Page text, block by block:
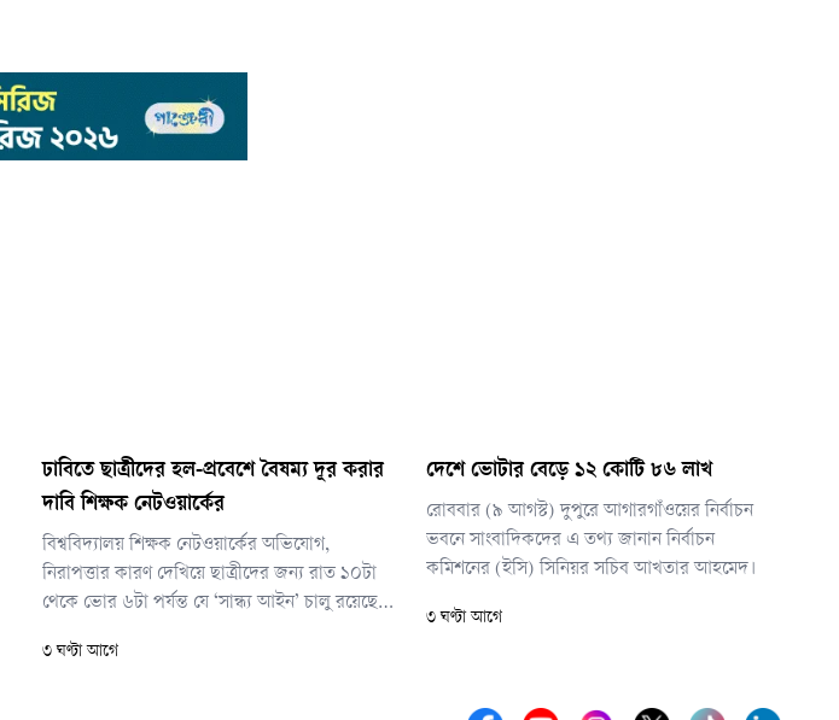
ঢাবিতে ছাত্রীদের হল-প্রবেশে বৈষম্য দূর করার
দাবি শিক্ষক নেটওয়ার্কের
বিশ্ববিদ্যালয় শিক্ষক নেটওয়ার্কের অভিযোগ,
নিরাপত্তার কারণ দেখিয়ে ছাত্রীদের জন্য রাত ১০টা
থেকে ভোর ৬টা পর্যন্ত যে ‘সান্ধ্য আইন’ চালু রয়েছে,
দূরপাল্লার যাত্রা শেষে রাতে হলে ফিরলে গেটে অপেক্ষা
৩ ঘণ্টা আগে
দেশে ভোটার বেড়ে ১২ কোটি ৮৬ লাখ
রোববার (৯ আগস্ট) দুপুরে আগারগাঁওয়ের নির্বাচন
ভবনে সাংবাদিকদের এ তথ্য জানান নির্বাচন
কমিশনের (ইসি) সিনিয়র সচিব আখতার আহমেদ।
৩ ঘণ্টা আগে